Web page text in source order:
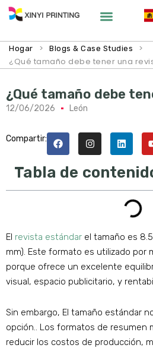
Hogar > Blogs & Case Studies
>
¿Qué tamaño debe tener una
¿Qué tamaño debe
12/06/2026 León
Compartir:
Tabla de
El revista estándar el tamaño es 8.5
mm). Este formato es utilizado por
porque ofrece un excelente
visual, espacio publicitario, y
Sin embargo, El tamaño estándar
opción.. Los formatos de resumen
reducir los costos de producción,